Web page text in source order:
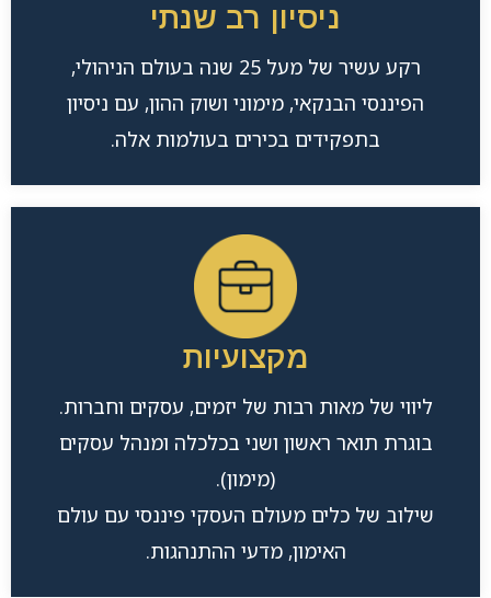
ניסיון רב שנתי
רקע עשיר של מעל 25 שנה בעולם הניהולי,
הפיננסי הבנקאי, מימוני ושוק ההון, עם ניסיון
בתפקידים בכירים בעולמות אלה.
מקצועיות
ליווי של מאות רבות של יזמים, עסקים וחברות.
בוגרת תואר ראשון ושני בכלכלה ומנהל עסקים
(מימון).
שילוב של כלים מעולם העסקי פיננסי עם עולם
האימון, מדעי ההתנהגות.